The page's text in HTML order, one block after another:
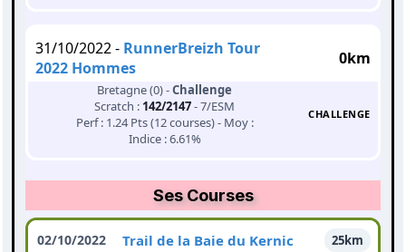
31/10/2022 - RunnerBreizh Tour
2022 Hommes
0km
Bretagne (0) -Challenge
Scratch : 142/2147- 7/ESM
Perf : 1.24 Pts (12 courses) - Moy :
Indice : 6.61%
CHALLENGE
Ses Courses
02/10/2022 Trail de la Baie du Kernic 25km